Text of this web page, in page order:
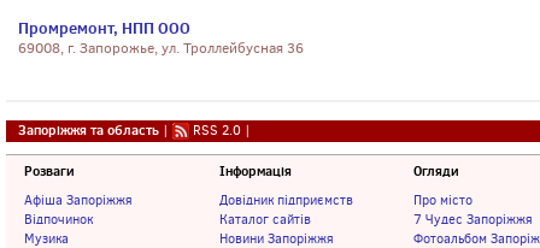
Промремонт, НПП ООО
69008, г. Запорожье, ул. Троллейбусная 36
Запоріжжя та область | RSS 2.0 |
Розваги
Афіша Запоріжжя
Відпочинок
Музика
Інформація
Довідник підприємств
Каталог сайтів
Новини Запоріжжя
Огляди
Про місто
7 Чудес Запоріжжя
Фотоальбом